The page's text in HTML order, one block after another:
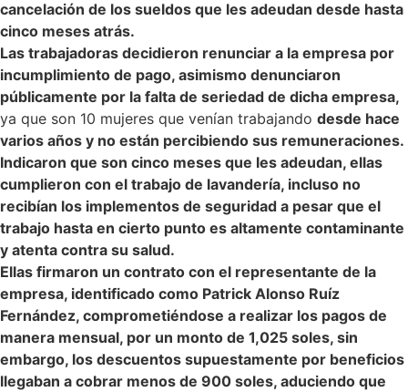
cancelación de los sueldos que les adeudan desde hasta
cinco meses atrás.
Las trabajadoras decidieron renunciar a la empresa por
incumplimiento de pago, asimismo denunciaron
públicamente por la falta de seriedad de dicha empresa,
ya que son 10 mujeres que venían trabajando desde hace
varios años y no están percibiendo sus remuneraciones.
Indicaron que son cinco meses que les adeudan, ellas
cumplieron con el trabajo de lavandería, incluso no
recibían los implementos de seguridad a pesar que el
trabajo hasta en cierto punto es altamente contaminante
y atenta contra su salud.
Ellas firmaron un contrato con el representante de la
empresa, identificado como Patrick Alonso Ruíz
Fernández, comprometiéndose a realizar los pagos de
manera mensual, por un monto de 1,025 soles, sin
embargo, los descuentos supuestamente por beneficios
llegaban a cobrar menos de 900 soles, aduciendo que